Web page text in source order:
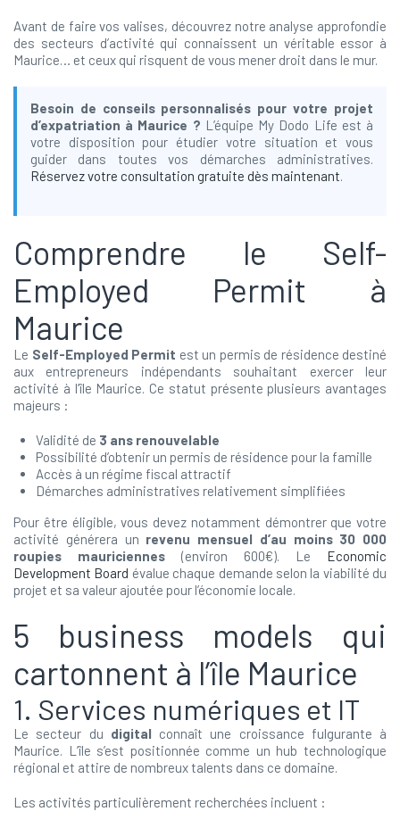
Avant de faire vos valises, découvrez notre analyse approfondie
des secteurs d’activité qui connaissent un véritable essor à
Maurice… et ceux qui risquent de vous mener droit dans le mur.
Besoin de conseils personnalisés pour votre projet
d’expatriation à Maurice ? L’équipe My Dodo Life est à
votre disposition pour étudier votre situation et vous
guider dans toutes vos démarches administratives.
Réservez votre consultation gratuite dès maintenant.
Comprendre le Self-
Employed Permit à
Maurice
Le Self-Employed Permit est un permis de résidence destiné
aux entrepreneurs indépendants souhaitant exercer leur
activité à l’île Maurice. Ce statut présente plusieurs avantages
majeurs :
Validité de 3 ans renouvelable
Possibilité d’obtenir un permis de résidence pour la famille
Accès à un régime fiscal attractif
Démarches administratives relativement simplifiées
Pour être éligible, vous devez notamment démontrer que votre
activité générera un revenu mensuel d’au moins 30 000
roupies mauriciennes (environ 600€). Le Economic
Development Board évalue chaque demande selon la viabilité du
projet et sa valeur ajoutée pour l’économie locale.
5 business models qui
cartonnent à l’île Maurice
1. Services numériques et IT
Le secteur du digital connaît une croissance fulgurante à
Maurice. L’île s’est positionnée comme un hub technologique
régional et attire de nombreux talents dans ce domaine.
Les activités particulièrement recherchées incluent :